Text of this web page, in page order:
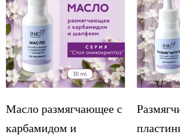
Масло размягчающее с
карбамидом и